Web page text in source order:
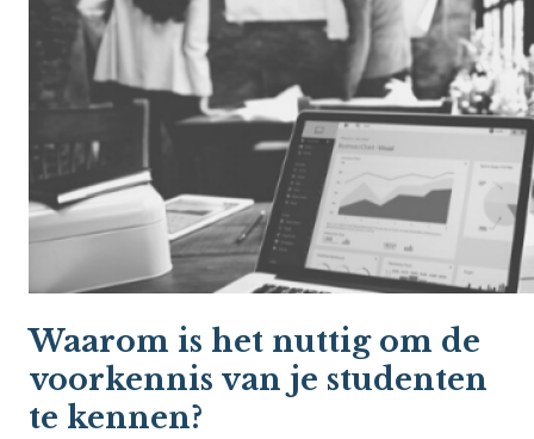
Waarom is het nuttig om de
voorkennis van je studenten
te kennen?